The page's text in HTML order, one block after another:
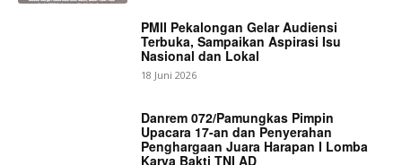
PMII Pekalongan Gelar Audiensi
Terbuka, Sampaikan Aspirasi Isu
Nasional dan Lokal
18 Juni 2026
Danrem 072/Pamungkas Pimpin
Upacara 17-an dan Penyerahan
Penghargaan Juara Harapan I Lomba
Karya Bakti TNI AD